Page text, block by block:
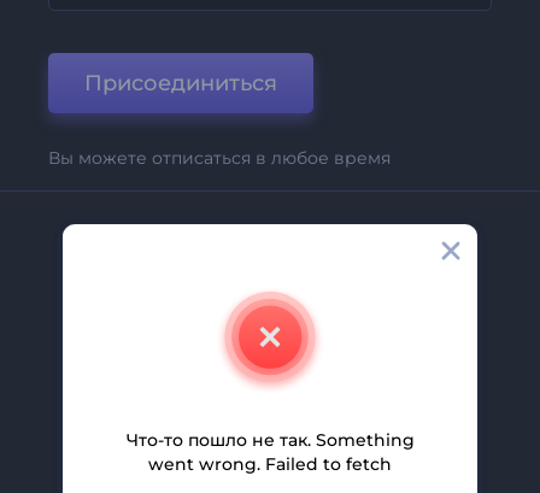
Присоединиться
Вы можете отписаться в любое время
Свяжитесь С Нами
Партнерская Программа
Что-то пошло не так. Something
went wrong. Failed to fetch